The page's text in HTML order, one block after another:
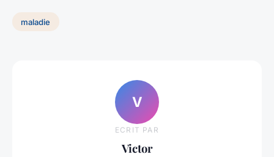
maladie
V
ECRIT PAR
Victor